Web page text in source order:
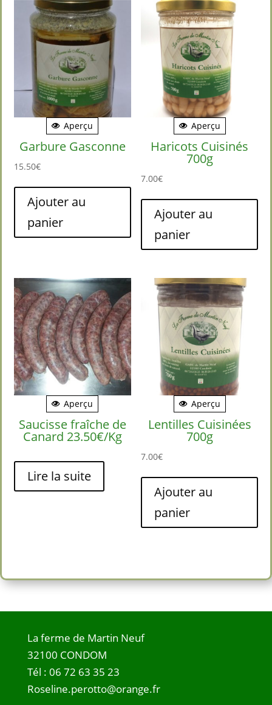
Aperçu
Garbure Gasconne
15.50€
Ajouter au
panier
Aperçu
Haricots Cuisinés
700g
7.00€
Ajouter au
panier
Aperçu
Saucisse fraîche de
Canard 23.50€/Kg
Lire la suite
Aperçu
Lentilles Cuisinées
700g
7.00€
Ajouter au
panier
La ferme de Martin Neuf
32100 CONDOM
Tél : 06 72 63 35 23
Roseline.perotto@orange.fr